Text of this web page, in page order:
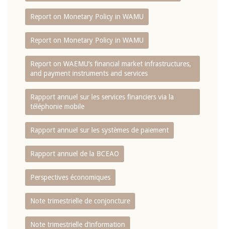
Report on Monetary Policy in WAMU
Report on Monetary Policy in WAMU
Report on WAEMU’s financial market infrastructures,
and payment instruments and services
Rapport annuel sur les services financiers via la
téléphonie mobile
Rapport annuel sur les systèmes de paiement
Rapport annuel de la BCEAO
Perspectives économiques
Note trimestrielle de conjoncture
Note trimestrielle d‘information